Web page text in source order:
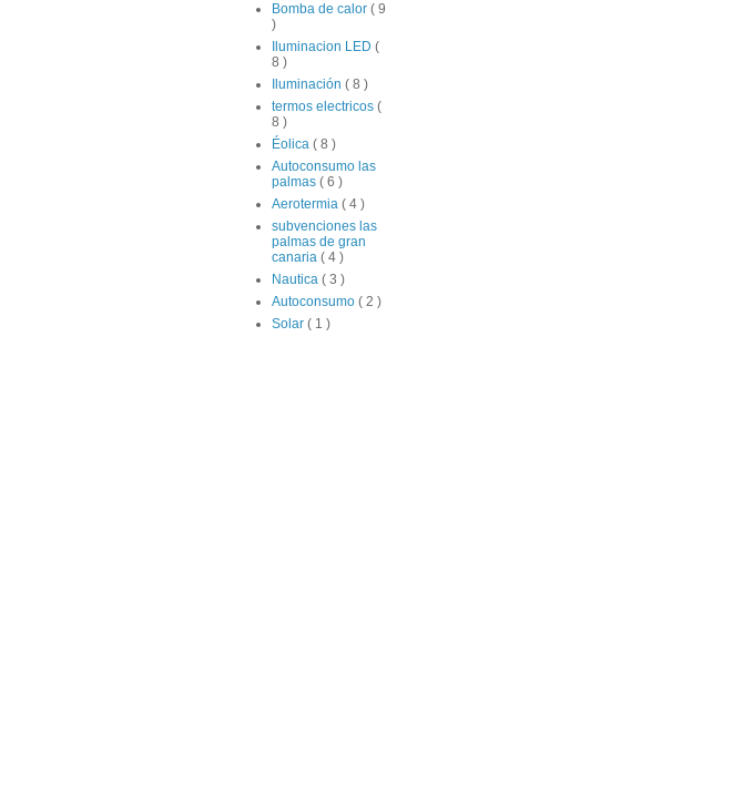
Bomba de calor ( 9
)
Iluminacion LED (
8 )
Iluminación ( 8 )
termos electricos (
8 )
Éolica ( 8 )
Autoconsumo las
palmas ( 6 )
Aerotermia ( 4 )
subvenciones las
palmas de gran
canaria ( 4 )
Nautica ( 3 )
Autoconsumo ( 2 )
Solar ( 1 )